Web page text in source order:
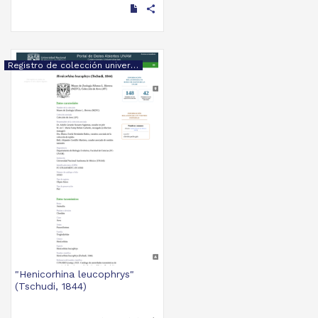
share
Registro de colección universitaria
"Henicorhina leucophrys"
(Tschudi, 1844)